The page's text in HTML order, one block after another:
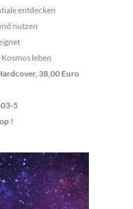
entdecken
nutzen
leben
38,00 Euro
5
!